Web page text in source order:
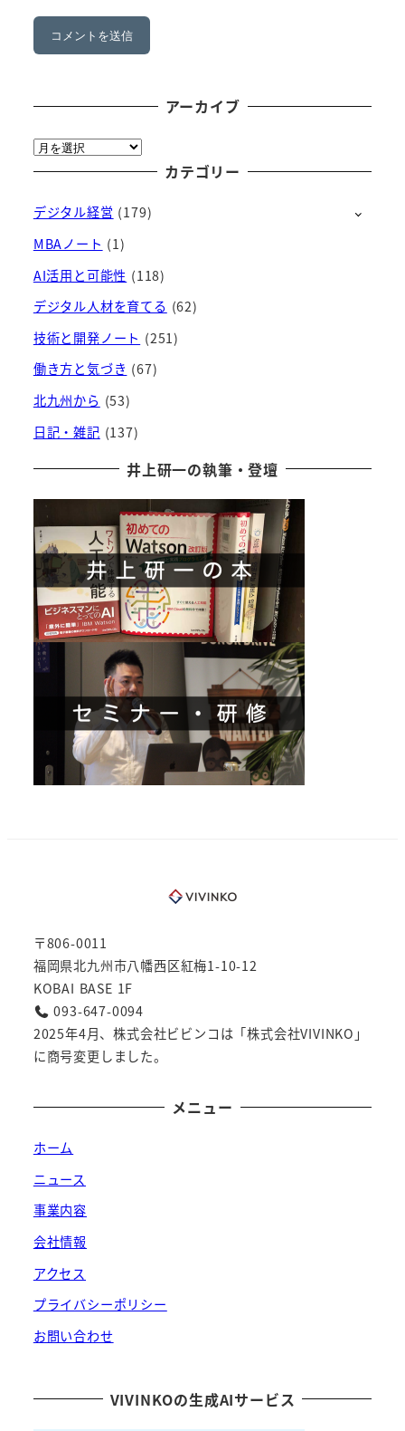
アーカイブ
ア
ー
イ
ブ
カテゴリー
デジタル経営 (179)
MBAノート (1)
AI活用と可能性 (118)
デジタル人材を育てる (62)
技術と開発ノート (251)
働き方と気づき (67)
北九州から (53)
日記・雑記 (137)
井上研一の執筆・登壇
〒806-0011
福岡県北九州市八幡西区紅梅1-10-12
KOBAI BASE 1F
093-647-0094
2025年4月、株式会社ビビンコは「株式会社VIVINKO」
に商号変更しました。
メニュー
ホーム
ニュース
事業内容
会社情報
アクセス
プライバシーポリシー
お問い合わせ
VIVINKOの生成AIサービス